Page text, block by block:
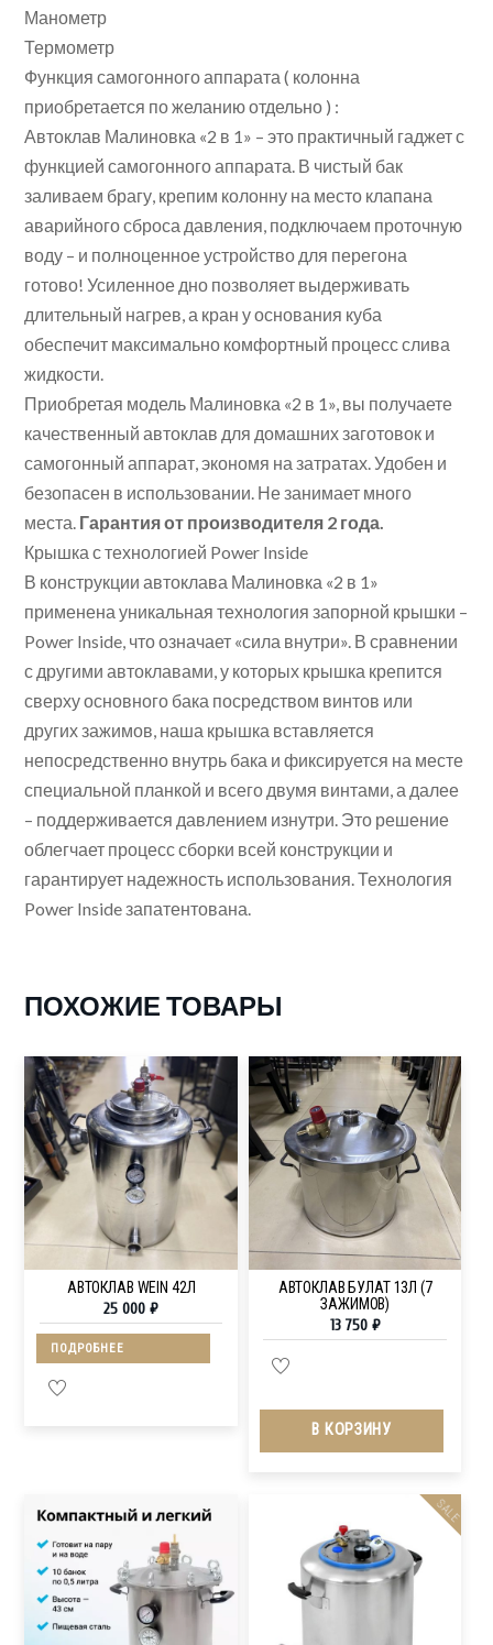
Манометр
Термометр
Функция самогонного аппарата ( колонна
приобретается по желанию отдельно ) :
Автоклав Малиновка «2 в 1» – это практичный гаджет с
функцией самогонного аппарата. В чистый бак
заливаем брагу, крепим колонну на место клапана
аварийного сброса давления, подключаем проточную
воду – и полноценное устройство для перегона
готово! Усиленное дно позволяет выдерживать
длительный нагрев, а кран у основания куба
обеспечит максимально комфортный процесс слива
жидкости.
Приобретая модель Малиновка «2 в 1», вы получаете
качественный автоклав для домашних заготовок и
самогонный аппарат, экономя на затратах. Удобен и
безопасен в использовании. Не занимает много
места. Гарантия от производителя 2 года.
Крышка с технологией Power Inside
В конструкции автоклава Малиновка «2 в 1»
применена уникальная технология запорной крышки –
Power Inside, что означает «сила внутри». В сравнении
с другими автоклавами, у которых крышка крепится
сверху основного бака посредством винтов или
других зажимов, наша крышка вставляется
непосредственно внутрь бака и фиксируется на месте
специальной планкой и всего двумя винтами, а далее
– поддерживается давлением изнутри. Это решение
облегчает процесс сборки всей конструкции и
гарантирует надежность использования. Технология
Power Inside запатентована.
ПОХОЖИЕ ТОВАРЫ
АВТОКЛАВ WEIN 42Л
25 000₽
ПОДРОБНЕЕ
АВТОКЛАВ БУЛАТ 13Л (7
ЗАЖИМОВ)
13 750 ₽
В КОРЗИНУ
SALE